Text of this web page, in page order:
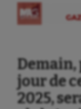
Auto
Aviron
jour de
2025,